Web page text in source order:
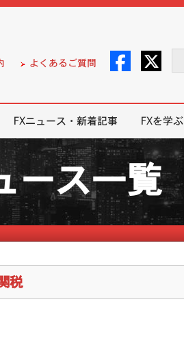
よくあるご質問
FXニュース・新着記事 FXを学ぶ
ース一覧
税